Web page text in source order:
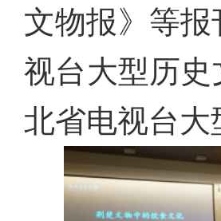
文物报》等
视台大型历
北省电视台